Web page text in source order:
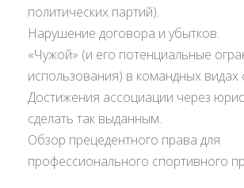
политических партий).
Нарушение договора и убытков.
«Чужой» (и его потенциальные
использования) в командных видах
Достижения ассоциации через
сделать так выданным.
Обзор прецедентного права для
профессионального спортивного